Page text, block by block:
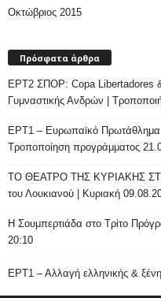
Οκτώβριος 2015
Πρόσφατα άρθρα
ΕΡΤ2 ΣΠΟΡ: Copa Libertadores
Γυμναστικής Ανδρών |
ΕΡΤ1 – Ευρωπαϊκό Πρωτάθλημα
Τροποποίηση προγράμματος
ΤΟ ΘΕΑΤΡΟ ΤΗΣ ΚΥΡΙΑΚΗΣ
του Λουκιανού | Κυριακή
H Σουμπερτιάδα στο Τρίτο
20:10
ΕΡΤ1 – Αλλαγή ελληνικής &